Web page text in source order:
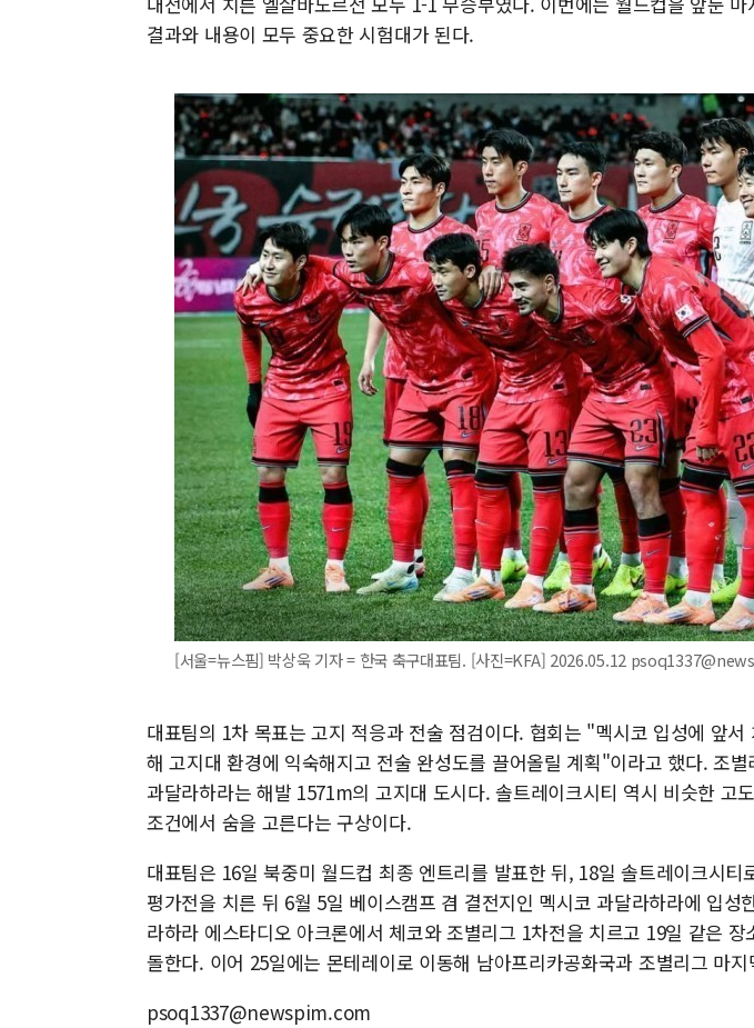
결과와 내용이 모두 중요한 시험대가 된다.
[서울=뉴스핌] 박상욱 기자 = 한국 축구대표팀. [사진=KFA] 2026.05.12
대표팀의 1차 목표는 고지 적응과 전술 점검이다. 협회는 "멕시코 입성에 앞
해 고지대 환경에 익숙해지고 전술 완성도를 끌어올릴 계획"이라고 했다. 조별
과달라하라는 해발 1571m의 고지대 도시다. 솔트레이크시티 역시 비슷한 고
조건에서 숨을 고른다는 구상이다.
대표팀은 16일 북중미 월드컵 최종 엔트리를 발표한 뒤, 18일 솔트레이크시티
평가전을 치른 뒤 6월 5일 베이스캠프 겸 결전지인 멕시코 과달라하라에 입성
라하라 에스타디오 아크론에서 체코와 조별리그 1차전을 치르고 19일 같은
돌한다. 이어 25일에는 몬테레이로 이동해 남아프리카공화국과 조별리그 마
psoq1337@newspim.com